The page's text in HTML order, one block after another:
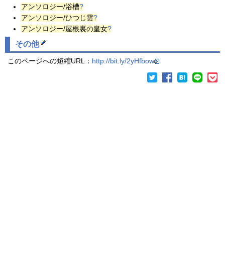
アンソロジー/浴槽?
アンソロジー/ひつじ雲?
アンソロジー/屋根裏の皇女?
その他
このページへの短縮URL： http://bit.ly/2yHfbow